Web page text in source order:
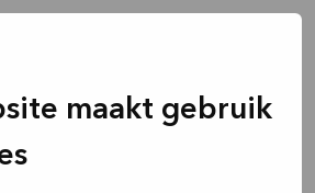
maakt gebruik